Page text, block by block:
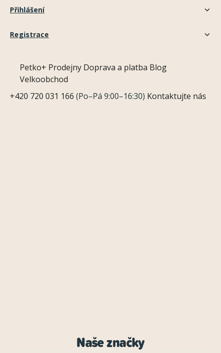
Přihlášení
Registrace
Petko+ Prodejny Doprava a platba Blog
Velkoobchod
+420 720 031 166 (Po–Pá 9:00–16:30) Kontaktujte nás
Naše značky